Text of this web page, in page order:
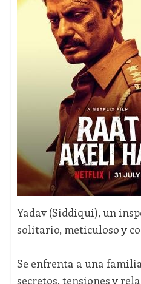
Yadav (Siddiqui), un
solitario, meticuloso y
Se enfrenta a una
secretos, tensiones y